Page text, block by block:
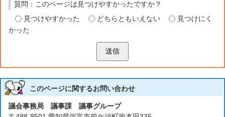
質問：このページは見つけやすかったですか？
見つけやすかった
どちらともいえない
見つけにく
かった
送信
このページに関するお問い合わせ
議会事務局 議事課 議事グループ